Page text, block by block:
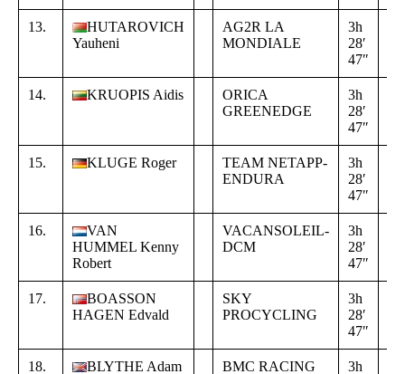
13.
HUTAROVICH
Yauheni
AG2R LA
MONDIALE
3h
28′
47″
14. KRUOPIS Aidis
ORICA
GREENEDGE
3h
28′
47″
15. KLUGE Roger
TEAM NETAPP-
ENDURA
3h
28′
47″
16.
VAN
HUMMEL Kenny
Robert
VACANSOLEIL-
DCM
3h
28′
47″
17.
BOASSON
HAGEN Edvald
SKY
PROCYCLING
3h
28′
47″
18. BLYTHE Adam BMC RACING 3h